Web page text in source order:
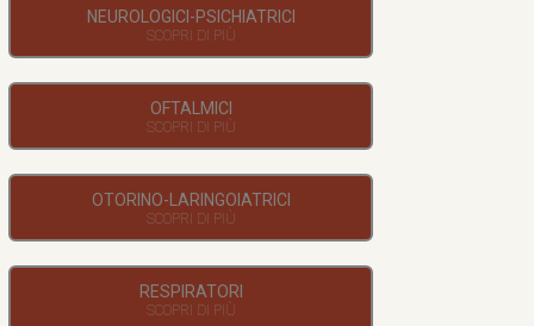
NEUROLOGICI-PSICHIATRICI
OFTALMICI
OTORINO-LARINGOIATRICI
RESPIRATORI